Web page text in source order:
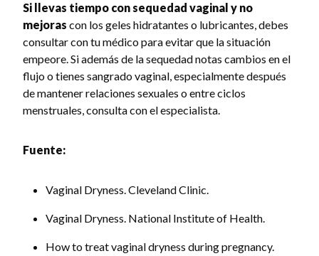
Si llevas tiempo con sequedad vaginal y no
mejoras con los geles hidratantes o lubricantes, debes
consultar con tu médico para evitar que la situación
empeore. Si además de la sequedad notas cambios en el
flujo o tienes sangrado vaginal, especialmente después
de mantener relaciones sexuales o entre ciclos
menstruales, consulta con el especialista.
Fuente:
Vaginal Dryness. Cleveland Clinic.
Vaginal Dryness. National Institute of Health.
How to treat vaginal dryness during pregnancy.